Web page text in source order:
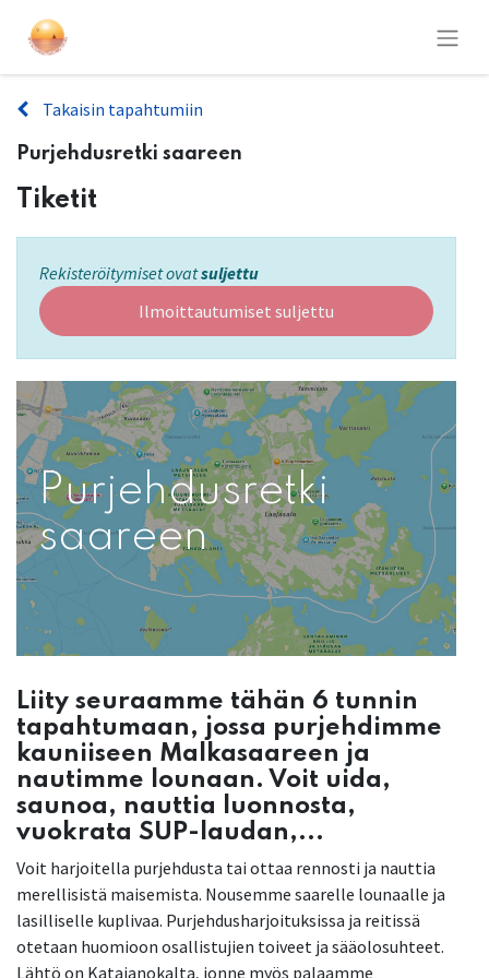
Takaisin tapahtumiin
Purjehdusretki saareen
Tiketit
Rekisteröitymiset ovatsuljettu
Ilmoittautumiset suljettu
Purjehdusretki
saareen
Liity seuraamme tähän 6 tunnin
tapahtumaan, jossa purjehdimme
kauniiseen Malkasaareen ja
nautimme lounaan. Voit uida,
saunoa, nauttia luonnosta,
vuokrata SUP-laudan,...
Voit harjoitella purjehdusta tai ottaa rennosti ja nauttia
merellisistä maisemista. Nousemme saarelle lounaalle ja
lasilliselle kuplivaa. Purjehdusharjoituksissa ja reitissä
otetaan huomioon osallistujien toiveet ja sääolosuhteet.
Lähtö on Katajanokalta, jonne myös palaamme